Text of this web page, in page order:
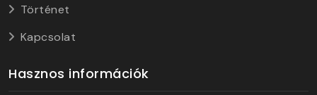
Történet
Kapcsolat
Hasznos információk